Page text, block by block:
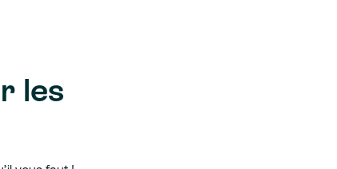
les